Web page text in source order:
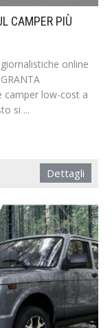
CAMPER PIÙ
online
camper low-cost a
si ...
Dettagli